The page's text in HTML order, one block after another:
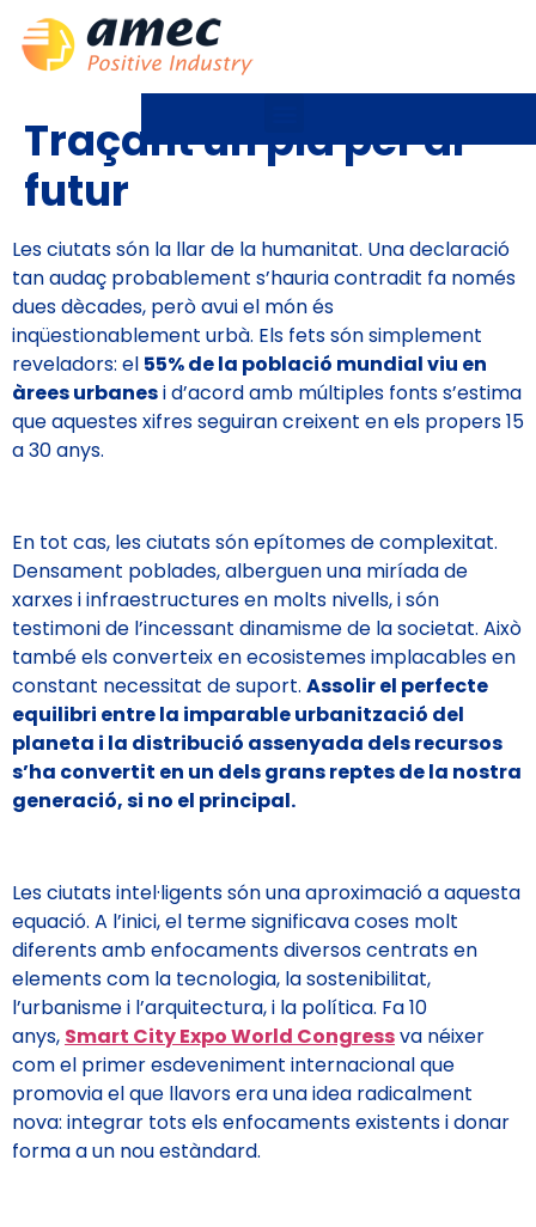
Traçant un pla per al
futur
Les ciutats són la llar de la humanitat. Una declaració
tan audaç probablement s’hauria contradit fa només
dues dècades, però avui el món és
inqüestionablement urbà. Els fets són simplement
reveladors: el 55% de la població mundial viu en
àrees urbanesi d’acord amb múltiples fonts s’estima
que aquestes xifres seguiran creixent en els propers 15
a 30 anys.
En tot cas, les ciutats són epítomes de complexitat.
Densament poblades, alberguen una miríada de
xarxes i infraestructures en molts nivells, i són
testimoni de l’incessant dinamisme de la societat. Això
també els converteix en ecosistemes implacables en
constant necessitat de suport. Assolir el perfecte
equilibri entre la imparable urbanització del
planeta i la distribució assenyada dels recursos
s’ha convertit en un dels grans reptes de la nostra
generació, si no el principal.
Les ciutats intel·ligents són una aproximació a aquesta
equació. A l’inici, el terme significava coses molt
diferents amb enfocaments diversos centrats en
elements com la tecnologia, la sostenibilitat,
l’urbanisme i l’arquitectura, i la política. Fa 10
anys, Smart City Expo World Congressva néixer
com el primer esdeveniment internacional que
promovia el que llavors era una idea radicalment
nova: integrar tots els enfocaments existents i donar
forma a un nou estàndard.